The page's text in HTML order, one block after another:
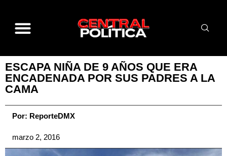
ESCAPA NIÑA DE 9 AÑOS QUE ERA
ENCADENADA POR SUS PADRES A LA
CAMA
Por: ReporteDMX
marzo 2, 2016